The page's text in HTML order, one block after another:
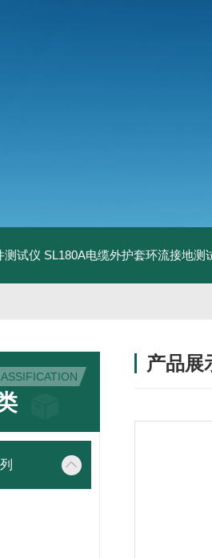
测试仪 SL180A电缆外护套环流接地测
产品展